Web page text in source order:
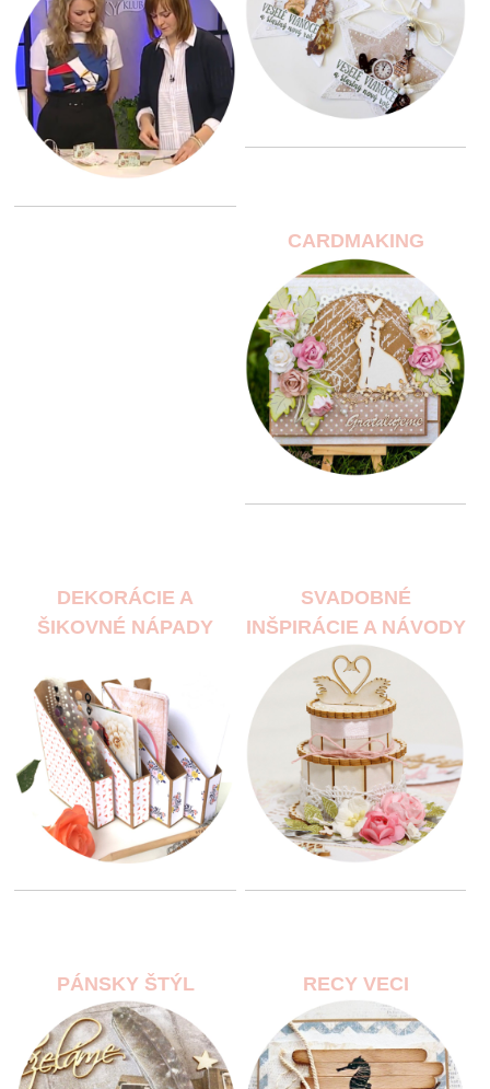
CARDMAKING
DEKORÁCIE A
ŠIKOVNÉ NÁPADY
SVADOBNÉ
INŠPIRÁCIE A NÁVODY
PÁNSKY ŠTÝL RECY VECI